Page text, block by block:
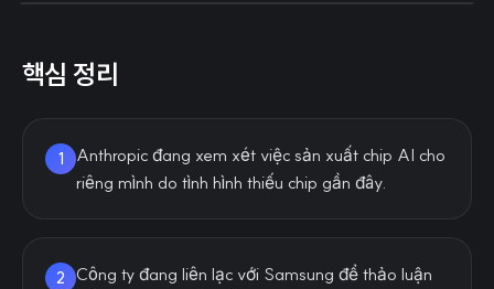
핵심 정리
1
Anthropic đang xem xét việc sản xuất chip AI cho
riêng mình do tình hình thiếu chip gần đây.
2
Công ty đang liên lạc với Samsung để thảo luận